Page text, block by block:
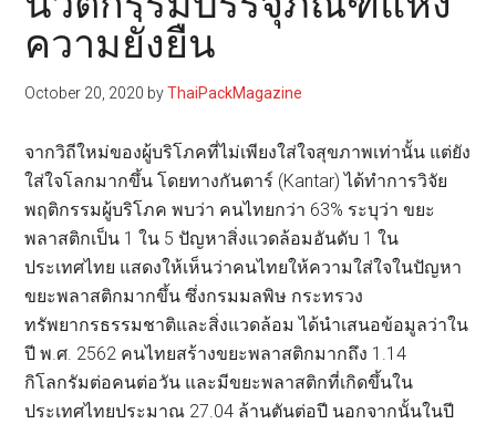
ความยั่งยืน
October 20, 2020 byThaiPackMagazine
จากวิถีใหม่ของผู้บริโภคที่ไม่เพียงใส่ใจสุขภาพเท่านั้น แต่ยัง
ใส่ใจโลกมากขึ้น โดยทางกันตาร์ (Kantar) ได้ทำการวิจัย
พฤติกรรมผู้บริโภค พบว่า คนไทยกว่า 63% ระบุว่า ขยะ
พลาสติกเป็น 1 ใน 5 ปัญหาสิ่งแวดล้อมอันดับ 1 ใน
ประเทศไทย แสดงให้เห็นว่าคนไทยให้ความใส่ใจในปัญหา
ขยะพลาสติกมากขึ้น ซึ่งกรมมลพิษ กระทรวง
ทรัพยากรธรรมชาติและสิ่งแวดล้อม ได้นำเสนอข้อมูลว่าใน
ปี พ.ศ. 2562 คนไทยสร้างขยะพลาสติกมากถึง 1.14
กิโลกรัมต่อคนต่อวัน และมีขยะพลาสติกที่เกิดขึ้นใน
ประเทศไทยประมาณ 27.04 ล้านตันต่อปี นอกจากนั้นในปี